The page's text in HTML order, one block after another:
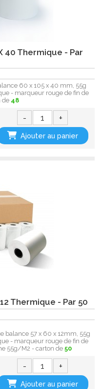
40 Thermique - Par
60 x 105 x 40 mm, 55g
- marqueur rouge de fin de
de 48
- +
Ajouter au panier
Thermique - Par 50
balance 57 x 60 x 12mm, 55g
- marqueur rouge de fin de
55g/M2 - carton de 50
- +
Ajouter au panier